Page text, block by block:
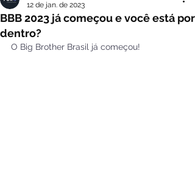
BBB 2023 já começou e você está por
dentro?
12 de jan. de 2023
O Big Brother Brasil já começou!